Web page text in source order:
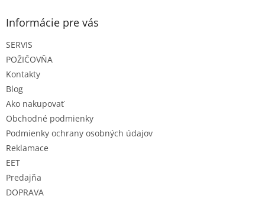
Informácie pre vás
SERVIS
POŽIČOVŇA
Kontakty
Blog
Ako nakupovať
Obchodné podmienky
Podmienky ochrany osobných údajov
Reklamace
EET
Predajňa
DOPRAVA